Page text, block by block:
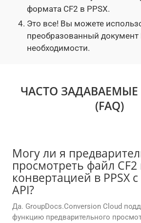
формата CF2 в PPSX.
Это все! Вы можете
преобразованный документ
необходимости.
ЧАСТО
(FAQ)
Могу ли я
просмотреть файл CF2
конвертацией в PPSX
API?
Да. GroupDocs.Conversion Cloud
функцию предварительного